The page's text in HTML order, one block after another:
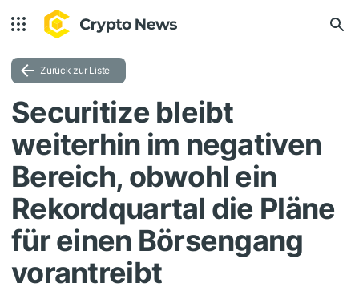
Zurück zur Liste
Securitize bleibt
weiterhin im negativen
Bereich, obwohl ein
Rekordquartal die Pläne
für einen Börsengang
vorantreibt